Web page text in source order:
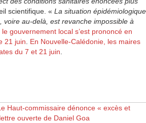
scientifique. « La situation épidémiologique
voire au-delà, est revanche impossible à
gouvernement local s’est prononcé en
21 juin
En Nouvelle-Calédonie, les maires
du 7 et 21 juin
Haut-commissaire dénonce « excès et
ouverte de Daniel Goa